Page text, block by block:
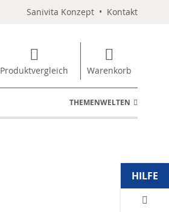
Sanivita Konzept • Kontakt
Produktvergleich Warenkorb
THEMENWELTEN
HILFE